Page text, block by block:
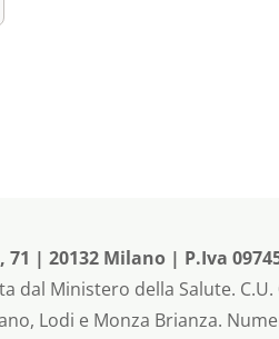
71 | 20132 Milano | P.Iva
dal Ministero della Salute.
Lodi e Monza Brianza.